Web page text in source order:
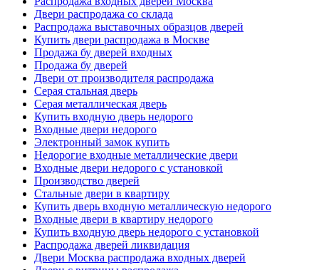
Двери распродажа со склада
Распродажа выставочных образцов дверей
Купить двери распродажа в Москве
Продажа бу дверей входных
Продажа бу дверей
Двери от производителя распродажа
Серая стальная дверь
Серая металлическая дверь
Купить входную дверь недорого
Входные двери недорого
Электронный замок купить
Недорогие входные металлические двери
Входные двери недорого с установкой
Производство дверей
Стальные двери в квартиру
Купить дверь входную металлическую недорого
Входные двери в квартиру недорого
Купить входную дверь недорого с установкой
Распродажа дверей ликвидация
Двери Москва распродажа входных дверей